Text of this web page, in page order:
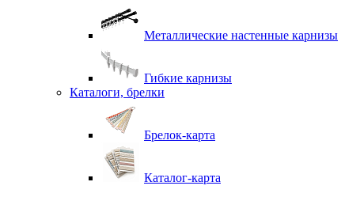
Металлические настенные карнизы
Гибкие карнизы
Каталоги, брелки
Брелок-карта
Каталог-карта